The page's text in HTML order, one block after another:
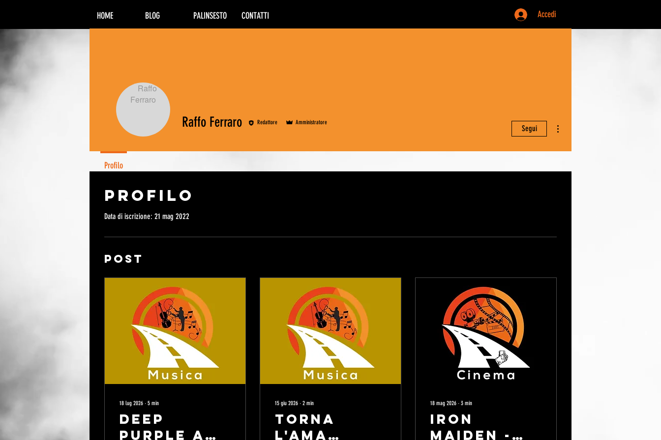
HOME BLOG PALINSESTO CONTATTI Accedi
Profilo
Data di iscrizione: 21 mag 2022
Post
18 lug 2026 ∙ 5 min
Deep
Purple a
15 giu 2026 ∙ 2 min
Torna
l'AMA
18 mag 2026 ∙ 3 min
Iron
Maiden -
Raffo Ferraro Redattore Amministratore
Segui
Profilo